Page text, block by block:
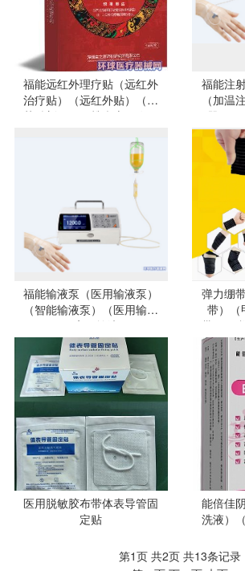
福能远红外理疗贴（远红外
治疗贴）（远红外贴）（膏
药贴剂）（颈椎病肩周炎风
福能注
（加温
器）（
福能输液泵（医用输液泵）
（智能输液泵）（医用输液
泵）（高压输液泵）
弹力绷
带）（
带）（
压力绷
医用脱敏胶布带体表导管固
定贴
能倍佳
洗液）
第1页 共2页 共13条记录